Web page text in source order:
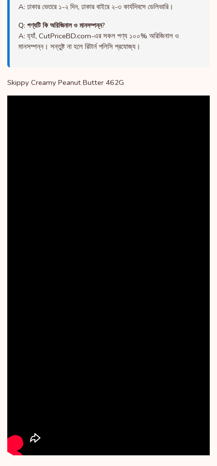
A: ঢাকার ভেতরে ১-২ দিন, ঢাকার বাইরে ২-৩ কার্যদিবসে ডেলিভারি।
Q: পণ্যটি কি অরিজিনাল ও মানসম্পন্ন?
A: হ্যাঁ, CutPriceBD.com-এর সকল পণ্য ১০০% অরিজিনাল ও
মানসম্পন্ন। সন্তুষ্ট না হলে রিটার্ন পলিসি প্রযোজ্য।
Skippy Creamy Peanut Butter 462G